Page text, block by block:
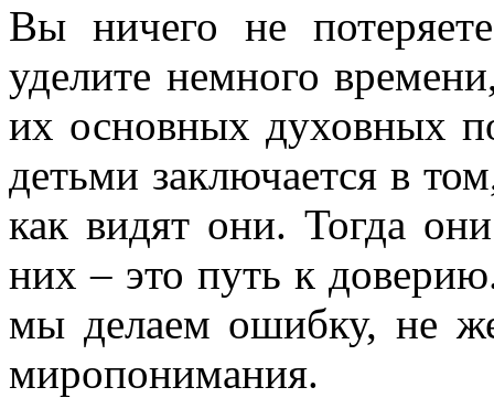
Вы ничего не
уделите немного
их основных духовных
детьми заключается в
как видят они. Тогда
них – это путь к
мы делаем ошибку, не
миропонимания.